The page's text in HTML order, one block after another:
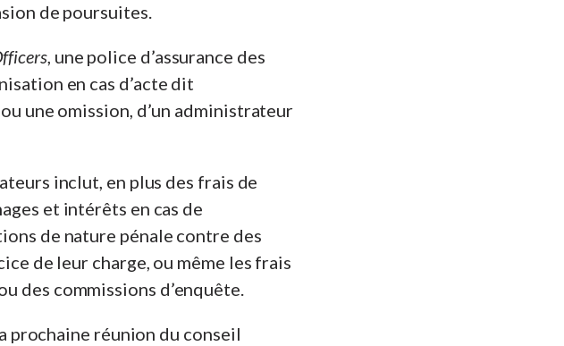
de poursuites.
, une police d’assurance des
en cas d’acte dit
une omission, d’un administrateur
inclut, en plus des frais de
et intérêts en cas de
de nature pénale contre des
de leur charge, ou même les frais
des commissions d’enquête.
prochaine réunion du conseil